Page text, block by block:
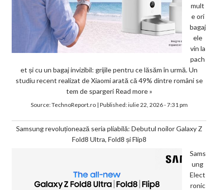
mult
e ori
bagaj
ele
vin la
pach
et și cu un bagaj invizibil: grijile pentru ce lăsăm în urmă. Un
studiu recent realizat de Xiaomi arată că 49% dintre români se
tem de spargeri Read more »
Source:TechnoReport.ro| Published:iulie 22, 2026 - 7:31 pm
Samsung revoluționează seria pliabilă: Debutul noilor Galaxy Z
Fold8 Ultra, Fold8 și Flip8
Sams
ung
Elect
ronic